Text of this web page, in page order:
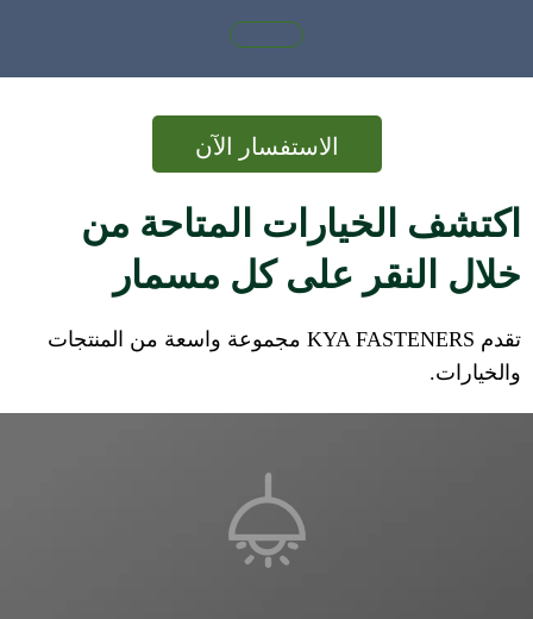
الاستفسار الآن
اكتشف الخيارات المتاحة من
خلال النقر على كل مسمار
تقدم KYA FASTENERS مجموعة واسعة من المنتجات
والخيارات.